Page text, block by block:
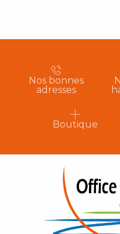
Nos bonnes
adresses
Boutique